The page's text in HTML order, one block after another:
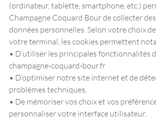
(ordinateur, tablette, smartphone, etc.)
Champagne Coquard Bour de collecter
données personnelles. Selon votre choix
votre terminal, les cookies permettent
• D’utiliser les principales fonctionnalités
champagne-coquard-bour.fr
• D’optimiser notre site internet et de
problèmes techniques,
• De mémoriser vos choix et vos
personnaliser votre interface utilisateur,